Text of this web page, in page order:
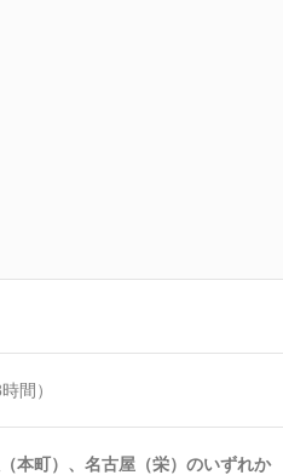
間）
本町）、名古屋（栄）のいずれか